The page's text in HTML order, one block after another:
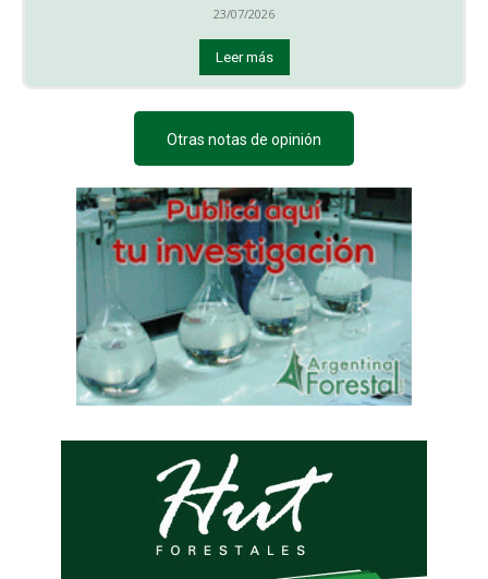
23/07/2026
Leer más
Otras notas de opinión